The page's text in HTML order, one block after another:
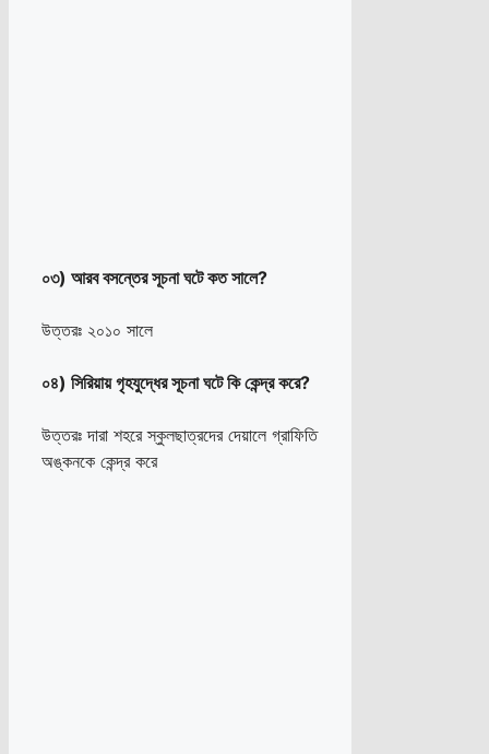
০৩) আরব বসন্তের সূচনা ঘটে কত সালে?
উত্তরঃ ২০১০ সালে
০৪) সিরিয়ায় গৃহযুদ্ধের সূচনা ঘটে কি কেন্দ্র করে?
উত্তরঃ দারা শহরে স্কুলছাত্রদের দেয়ালে গ্রাফিতি
অঙ্কনকে কেন্দ্র করে